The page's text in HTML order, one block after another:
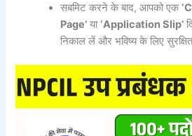
सबमिट करने के बाद, आपको एक
Page’ या ‘Application Slip’
निकाल लें और भविष्य के लिए